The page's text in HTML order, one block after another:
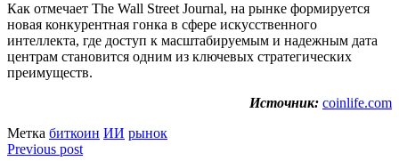
Как отмечает The Wall Street Journal, на рынке формируется
новая конкурентная гонка в сфере искусственного
интеллекта, где доступ к масштабируемым и надежным дата
центрам становится одним из ключевых стратегических
преимуществ.
Источник: coinlife.com
Метка биткоин ИИ рынок
Previous post